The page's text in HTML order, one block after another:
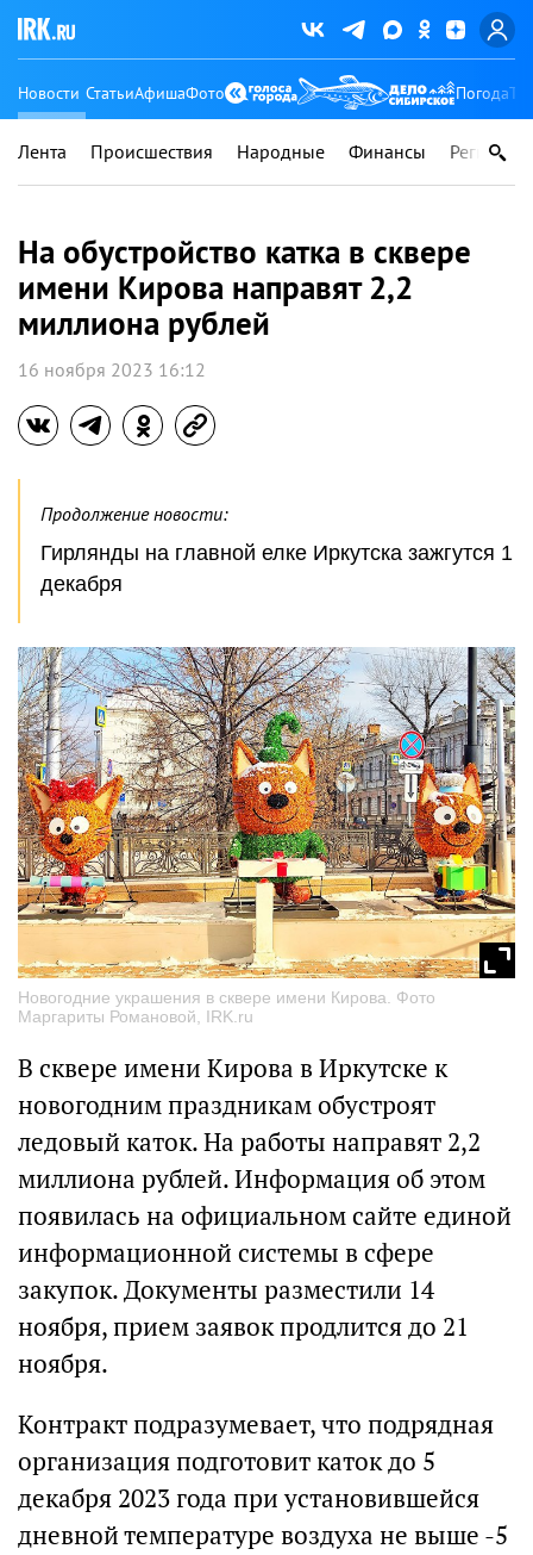
Новости СтатьиАфишаФото Погода
Лента Происшествия Народные Финансы Регионы
На обустройство катка в сквере
имени Кирова направят 2,2
миллиона рублей
16 ноября 2023 16:12
Продолжение новости:
Гирлянды на главной елке Иркутска зажгутся 1
декабря
Новогодние украшения в сквере имени Кирова. Фото
Маргариты Романовой, IRK.ru
В сквере имени Кирова в Иркутске к
новогодним праздникам обустроят
ледовый каток. На работы направят 2,2
миллиона рублей. Информация об этом
появилась на официальном сайте единой
информационной системы в сфере
закупок. Документы разместили 14
ноября, прием заявок продлится до 21
ноября.
Контракт подразумевает, что подрядная
организация подготовит каток до 5
декабря 2023 года при установившейся
дневной температуре воздуха не выше -5